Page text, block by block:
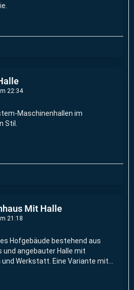
22:34
Maschinenhallen im
Stil.
Mit Halle
21:18
Hofgebäude bestehend aus
und angebauter Halle mit
und Werkstatt. Eine Variante mit